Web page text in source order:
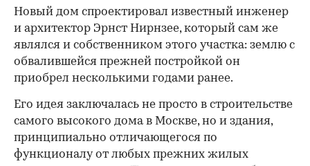
Новый дом спроектировал известный инженер
и архитектор Эрнст Нирнзее, который сам же
являлся и собственником этого участка: землю с
обвалившейся прежней постройкой он
приобрел несколькими годами ранее.
Его идея заключалась не просто в строительстве
самого высокого дома в Москве, но и здания,
принципиально отличающегося по
функционалу от любых прежних жилых